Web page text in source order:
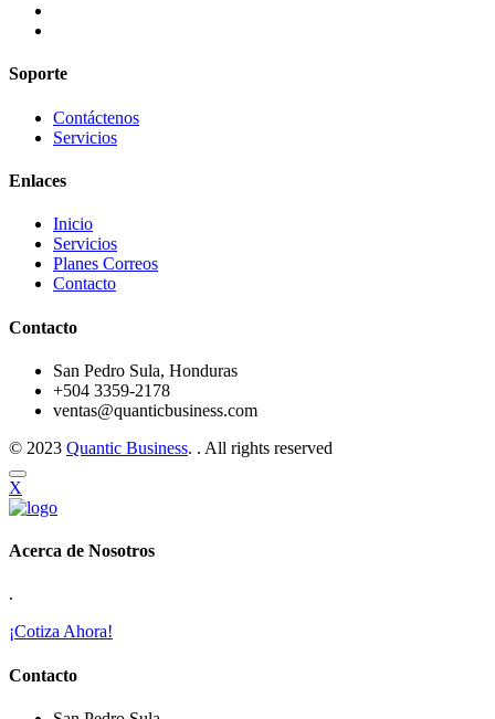
Soporte
Contáctenos
Servicios
Enlaces
Inicio
Servicios
Planes Correos
Contacto
Contacto
San Pedro Sula, Honduras
+504 3359-2178
ventas@quanticbusiness.com
© 2023 Quantic Business. . All rights reserved
X
Acerca de Nosotros
.
¡Cotiza Ahora!
Contacto